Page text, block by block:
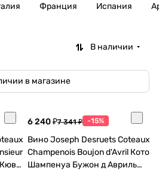
Франция Испания
В наличии
в магазине
6 240 ₽7 341 ₽ -15%
Вино Joseph Desruets Coteaux
Champenois Boujon d'Avril Кото
Шампенуа Бужон д Авриль